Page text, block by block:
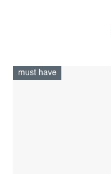
must have